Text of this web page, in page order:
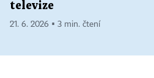
televize
21. 6. 2026 ▪ 3 min. čtení